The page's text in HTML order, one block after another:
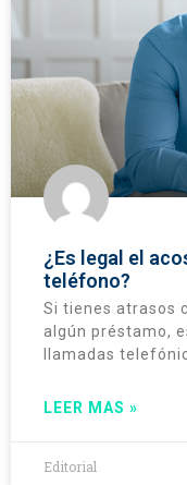
¿Es legal el
teléfono?
Si tienes atrasos
algún préstamo,
llamadas
LEER MAS »
Editorial